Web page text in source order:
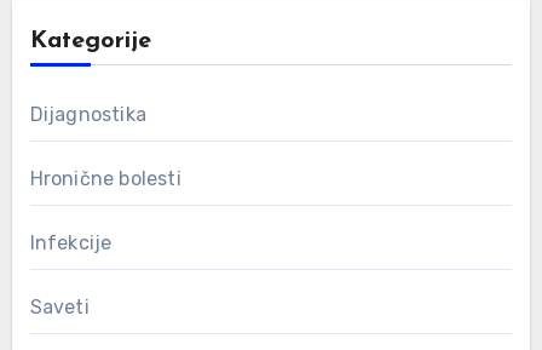
Kategorije
Dijagnostika
Hronične bolesti
Infekcije
Saveti